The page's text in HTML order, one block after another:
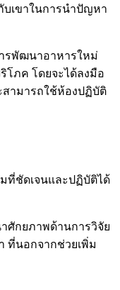
บเขาในการนำปัญหา
รพัฒนาอาหารใหม่
โภค โดยจะได้ลงมือ
ามารถใช้ห้องปฏิบัติ
ชัดเจนและปฏิบัติได้
ศักยภาพด้านการวิจัย
ที่นอกจากช่วยเพิ่ม